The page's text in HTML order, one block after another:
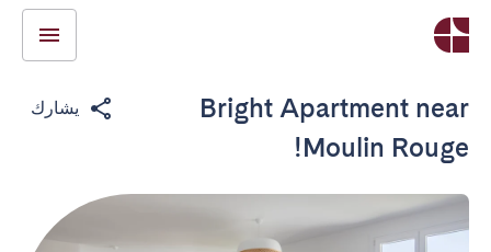
Bright Apartment near
Moulin Rouge!
يشارك